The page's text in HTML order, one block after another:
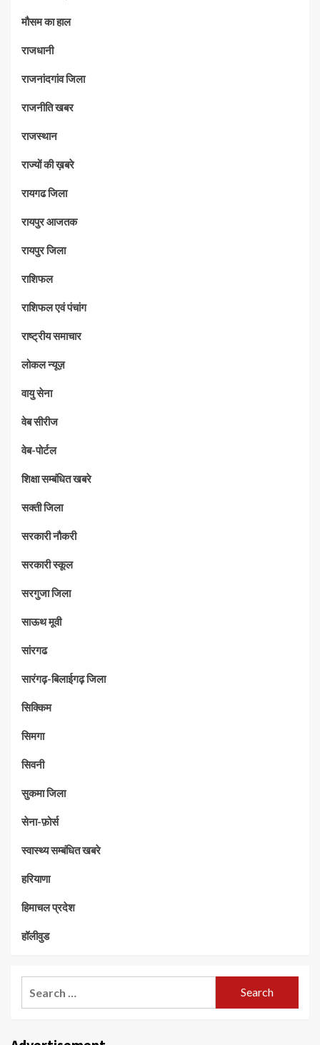
मौसम का हाल
राजधानी
राजनांदगांव जिला
राजनीति खबर
राजस्थान
राज्यों की ख़बरे
रायगढ जिला
रायपुर आजतक
रायपुर जिला
राशिफल
राशिफल एवं पंचांग
राष्ट्रीय समाचार
लोकल न्यूज़
वायु सेना
वेब सीरीज
वेब-पोर्टल
शिक्षा सम्बंधित खबरे
सक्ती जिला
सरकारी नौकरी
सरकारी स्कूल
सरगुजा जिला
साऊथ मूवी
सांरगढ
सारंगढ़-बिलाईगढ़ जिला
सिक्किम
सिमगा
सिवनी
सुकमा जिला
सेना-फ़ोर्स
स्वास्थ्य सम्बंधित खबरे
हरियाणा
हिमाचल प्रदेश
हॉलीवुड